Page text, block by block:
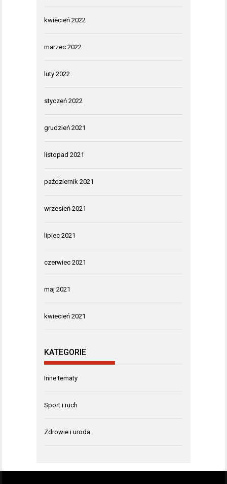
kwiecień 2022
marzec 2022
luty 2022
styczeń 2022
grudzień 2021
listopad 2021
październik 2021
wrzesień 2021
lipiec 2021
czerwiec 2021
maj 2021
kwiecień 2021
KATEGORIE
Inne tematy
Sport i ruch
Zdrowie i uroda